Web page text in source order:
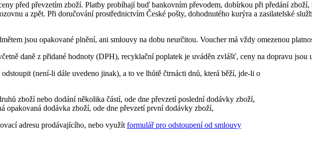
před převzetím zboží. Platby probíhají buď bankovním převodem, dobírkou při předání
a zpět. Při doručování prostřednictvím České pošty, dohodnutého kurýra a zasilatelské
jsou opakované plnění, ani smlouvy na dobu neurčitou. Voucher má vždy omezenou
daně z přidané hodnoty (DPH), recyklační poplatek je uváděn zvlášť, ceny na dopravu jsou
(není-li dále uvedeno jinak), a to ve lhůtě čtrnácti dnů, která běží, jde-li o
zboží nebo dodání několika částí, ode dne převzetí poslední dodávky zboží,
opakovaná dodávka zboží, ode dne převzetí první dodávky zboží,
adresu prodávajícího, nebo využít formulář pro odstoupení od smlouvy